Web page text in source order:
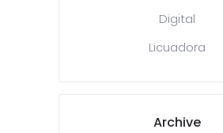
Digital
Licuadora
Archive